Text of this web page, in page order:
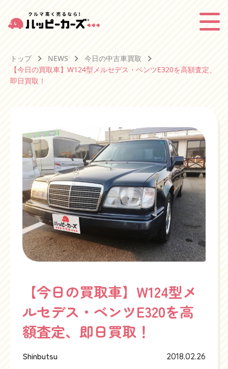
トップ NEWS
今日の中古車買取
【今日の買取車】W124型メルセデス・ベンツE320を高額査定、
即日買取！
【今日の買取車】W124型メ
ルセデス・ベンツE320を高
額査定、即日買取！
Shinbutsu 2018.02.26